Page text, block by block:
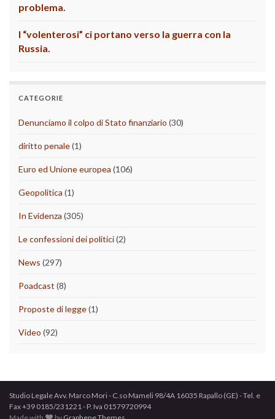
problema.
I “volenterosi” ci portano verso la guerra con la
Russia.
CATEGORIE
Denunciamo il colpo di Stato finanziario (30)
diritto penale(1)
Euro ed Unione europea (106)
Geopolitica (1)
In Evidenza (305)
Le confessioni dei politici(2)
News (297)
Poadcast (8)
Proposte di legge(1)
Video (92)
Studio Legale Avv. Marco Mori - C.so Mameli 98/4A 16035 Rapallo (GE) - Tel. e
Fax +39 0185/231221 - P. Iva 01579720994